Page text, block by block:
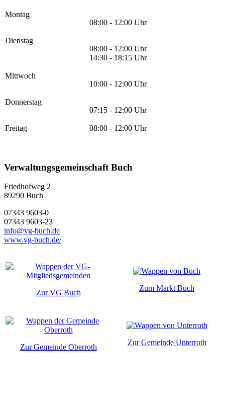
Montag
08:00 - 12:00 Uhr
Dienstag
08:00 - 12:00 Uhr
14:30 - 18:15 Uhr
Mittwoch
10:00 - 12:00 Uhr
Donnerstag
07:15 - 12:00 Uhr
Freitag 08:00 - 12:00 Uhr
Verwaltungsgemeinschaft Buch
Friedhofweg 2
89290 Buch
07343 9603-0
07343 9603-23
info@vg-buch.de
www.vg-buch.de/
Zur VG Buch
Zum Markt Buch
Zur Gemeinde Oberroth
Zur Gemeinde Unterroth